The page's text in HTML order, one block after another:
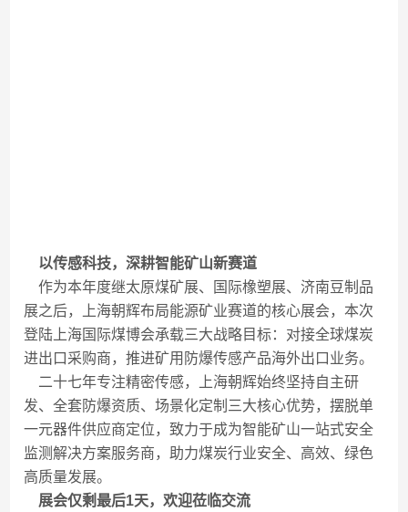
以传感科技，深耕智能矿山新赛道
作为本年度继太原煤矿展、国际橡塑展、济南豆制品
展之后，上海朝辉布局能源矿业赛道的核心展会，本次
登陆上海国际煤博会承载三大战略目标：对接全球煤炭
进出口采购商，推进矿用防爆传感产品海外出口业务。
二十七年专注精密传感，上海朝辉始终坚持自主研
发、全套防爆资质、场景化定制三大核心优势，摆脱单
一元器件供应商定位，致力于成为智能矿山一站式安全
监测解决方案服务商，助力煤炭行业安全、高效、绿色
高质量发展。
展会仅剩最后1天，欢迎莅临交流